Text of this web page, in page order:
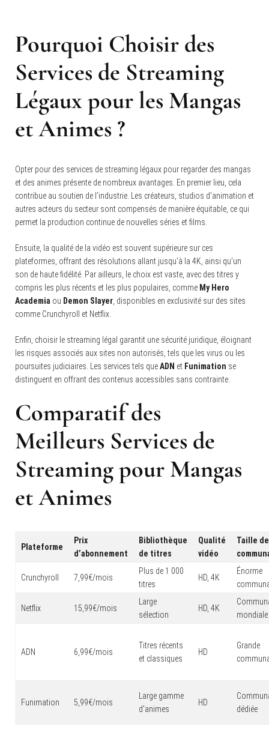
Pourquoi Choisir des
Services de Streaming
Légaux pour les Mangas
et Animes ?
Opter pour des services de streaming légaux pour regarder des mangas
et des animes présente de nombreux avantages. En premier lieu, cela
contribue au soutien de l’industrie. Les créateurs, studios d’animation et
autres acteurs du secteur sont compensés de manière équitable, ce qui
permet la production continue de nouvelles séries et films.
Ensuite, la qualité de la vidéo est souvent supérieure sur ces
plateformes, offrant des résolutions allant jusqu’à la 4K, ainsi qu’un
son de haute fidélité. Par ailleurs, le choix est vaste, avec des titres y
compris les plus récents et les plus populaires, comme My Hero
Academia ou Demon Slayer , disponibles en exclusivité sur des sites
comme Crunchyroll et Netflix.
Enfin, choisir le streaming légal garantit une sécurité juridique, éloignant
les risques associés aux sites non autorisés, tels que les virus ou les
poursuites judiciaires. Les services tels queADN et Funimation se
distinguent en offrant des contenus accessibles sans contrainte.
Comparatif des
Meilleurs Services de
Streaming pour Mangas
et Animes
Plateforme
Prix
d’abonnement
Bibliothèque
de titres
Qualité
vidéo
Taille
Crunchyroll 7,99€/mois
Plus de 1 000
titres
HD, 4K
Énorme
Netflix 15,99€/mois
Large
sélection
HD, 4K
mondiale
ADN 6,99€/mois
Titres récents
et classiques
HD
Grande
Funimation 5,99€/mois
Large gamme
d’animes
HD
dédiée